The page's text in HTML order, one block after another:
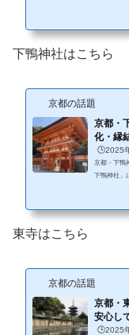
ならここ」
下鴨神社はこちら
京都の話題
京都・
化・縁
🕒️2025
京都・下鴨
下鴨神社」
東寺はこちら
京都の話題
京都・
安心し
🕒️2025